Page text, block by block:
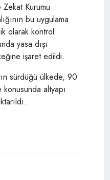
Kurumu
bu uygulama
olarak kontrol
yasa dışı
işaret edildi.
sürdüğü ülkede, 90
altyapı